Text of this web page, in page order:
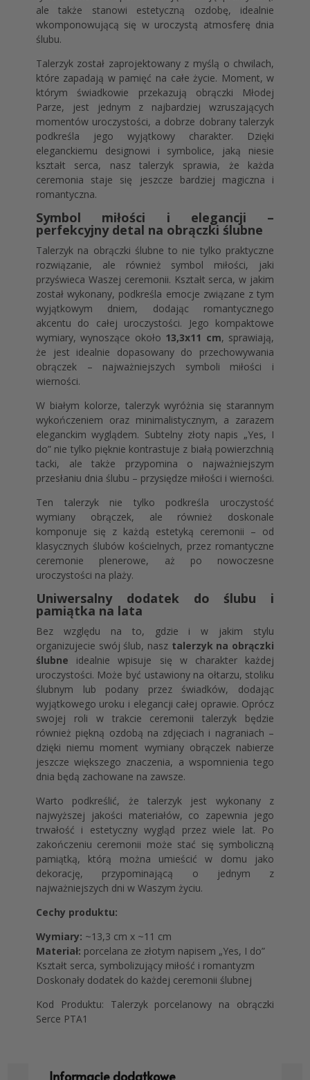
ale także stanowi estetyczną ozdobę, idealnie
wkomponowującą się w uroczystą atmosferę dnia
ślubu.
Talerzyk został zaprojektowany z myślą o chwilach,
które zapadają w pamięć na całe życie. Moment, w
którym świadkowie przekazują obrączki Młodej
Parze, jest jednym z najbardziej wzruszających
momentów uroczystości, a dobrze dobrany talerzyk
podkreśla jego wyjątkowy charakter. Dzięki
eleganckiemu designowi i symbolice, jaką niesie
kształt serca, nasz talerzyk sprawia, że każda
ceremonia staje się jeszcze bardziej magiczna i
romantyczna.
Symbol miłości i elegancji –
perfekcyjny detal na obrączki ślubne
Talerzyk na obrączki ślubne to nie tylko praktyczne
rozwiązanie, ale również symbol miłości, jaki
przyświeca Waszej ceremonii. Kształt serca, w jakim
został wykonany, podkreśla emocje związane z tym
wyjątkowym dniem, dodając romantycznego
akcentu do całej uroczystości. Jego kompaktowe
wymiary, wynoszące około 13,3x11 cm, sprawiają,
że jest idealnie dopasowany do przechowywania
obrączek – najważniejszych symboli miłości i
wierności.
W białym kolorze, talerzyk wyróżnia się starannym
wykończeniem oraz minimalistycznym, a zarazem
eleganckim wyglądem. Subtelny złoty napis „Yes, I
do” nie tylko pięknie kontrastuje z białą powierzchnią
tacki, ale także przypomina o najważniejszym
przesłaniu dnia ślubu – przysiędze miłości i wierności.
Ten talerzyk nie tylko podkreśla uroczystość
wymiany obrączek, ale również doskonale
komponuje się z każdą estetyką ceremonii – od
klasycznych ślubów kościelnych, przez romantyczne
ceremonie plenerowe, aż po nowoczesne
uroczystości na plaży.
Uniwersalny dodatek do ślubu i
pamiątka na lata
Bez względu na to, gdzie i w jakim stylu
organizujecie swój ślub, nasz talerzyk na obrączki
ślubne idealnie wpisuje się w charakter każdej
uroczystości. Może być ustawiony na ołtarzu, stoliku
ślubnym lub podany przez świadków, dodając
wyjątkowego uroku i elegancji całej oprawie. Oprócz
swojej roli w trakcie ceremonii talerzyk będzie
również piękną ozdobą na zdjęciach i nagraniach –
dzięki niemu moment wymiany obrączek nabierze
jeszcze większego znaczenia, a wspomnienia tego
dnia będą zachowane na zawsze.
Warto podkreślić, że talerzyk jest wykonany z
najwyższej jakości materiałów, co zapewnia jego
trwałość i estetyczny wygląd przez wiele lat. Po
zakończeniu ceremonii może stać się symboliczną
pamiątką, którą można umieścić w domu jako
dekorację, przypominającą o jednym z
najważniejszych dni w Waszym życiu.
Cechy produktu:
Wymiary: ~13,3 cm x ~11 cm
Materiał: porcelana ze złotym napisem „Yes, I do”
Kształt serca, symbolizujący miłość i romantyzm
Doskonały dodatek do każdej ceremonii ślubnej
Kod Produktu: Talerzyk porcelanowy na obrączki
Serce PTA1
Informacje dodatkowe